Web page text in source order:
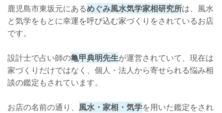
鹿児島市東坂元にあるめぐみ風水気学家相研究所は、風水
と気学をもとに幸運を呼び込む家づくりをされているお店
です。
設計士で占い師の亀甲典明先生が運営されていて、現在は
家づくりだけではなく、個人・法人から寄せられる悩み相
談の鑑定もされています。
お店の名前の通り、 風水・家相・気学を用いた鑑定をされ